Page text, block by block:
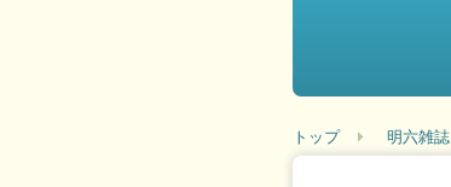
トップ 明六雑誌